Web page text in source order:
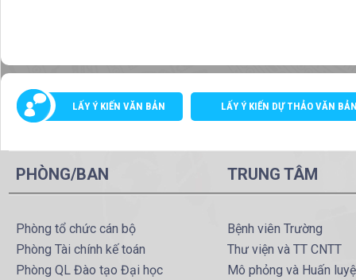
LẤY Ý KIẾN VĂN BẢN LẤY Ý KIẾN DỰ THẢO VĂN
PHÒNG/BAN
Phòng tổ chức cán bộ
Phòng Tài chính kế toán
Phòng QL Đào tạo Đại học
TRUNG TÂM
Bệnh viên Trường
Thư viện và TT CNTT
Mô phỏng và Huấn